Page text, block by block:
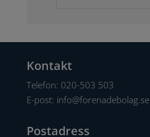
Kontakt
Telefon: 020-503 503
E-post: info@forenadebolag.se
Postadress